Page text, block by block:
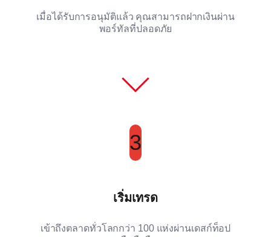
เมื่อได้รับการอนุมัติแล้ว คุณสามารถฝากเงินผ่าน
พอร์ทัลที่ปลอดภัย
3
เริ่มเทรด
เข้าถึงตลาดทั่วโลกกว่า 100 แห่งผ่านเดสก์ท็อป